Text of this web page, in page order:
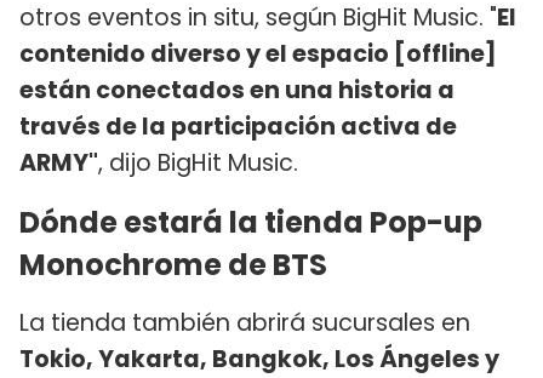
otros eventos in situ, según BigHit Music. "El
contenido diverso y el espacio [offline]
están conectados en una historia a
través de la participación activa de
ARMY", dijo BigHit Music.
Dónde estará la tienda Pop-up
Monochrome de BTS
La tienda también abrirá sucursales en
Tokio, Yakarta, Bangkok, Los Ángeles y